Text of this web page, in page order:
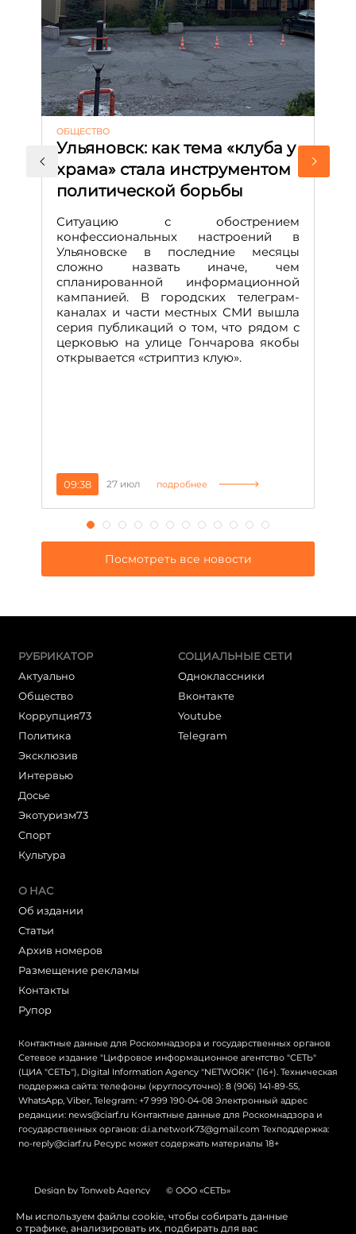
ОБЩЕСТВО
Ульяновск: как тема «клуба у
храма» стала инструментом
политической борьбы
Ситуацию с обострением
конфессиональных настроений в
Ульяновске в последние месяцы
сложно назвать иначе, чем
спланированной информационной
кампанией. В городских телеграм-
каналах и части местных СМИ вышла
серия публикаций о том, что рядом с
церковью на улице Гончарова якобы
открывается «стриптиз клую».
09:38 27 июл подробнее
Посмотреть все новости
РУБРИКАТОР
Актуально
Общество
Коррупция73
Политика
Эксклюзив
Интервью
Досье
Экотуризм73
Cпорт
Культура
СОЦИАЛЬНЫЕ СЕТИ
Одноклассники
Вконтакте
Youtube
Telegram
О НАС
Об издании
Статьи
Архив номеров
Размещение рекламы
Контакты
Рупор
Контактные данные для Роскомнадзора и государственных органов
Сетевое издание "Цифровое информационное агентство "СЕТЬ"
(ЦИА "СЕТЬ"), Digital Information Agency "NETWORK" (16+). Техническая
поддержка сайта: телефоны (круглосуточно): 8 (906) 141-89-55,
WhatsApp, Viber, Telegram: +7 999 190-04-08 Электронный адрес
редакции: news@ciarf.ru Контактные данные для Роскомнадзора и
государственных органов: d.i.a.network73@gmail.com Техподдержка:
no-reply@ciarf.ru Ресурс может содержать материалы 18+
Design by Tonweb Agency © ООО «СЕТЬ»
Политика конфиденциальности Карта сайта
Мы используем файлы cookie, чтобы собирать данные
о трафике, анализировать их, подбирать для вас